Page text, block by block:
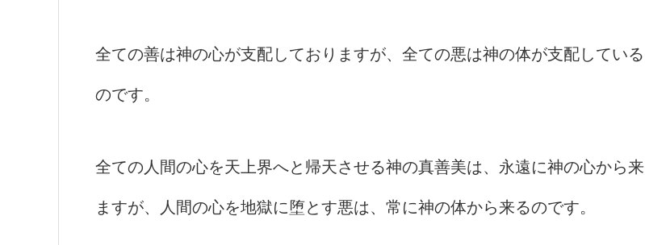
全ての善は神の心が支配しておりますが、全ての悪は神の体が支配している
のです。
全ての人間の心を天上界へと帰天させる神の真善美は、永遠に神の心から来
ますが、人間の心を地獄に堕とす悪は、常に神の体から来るのです。